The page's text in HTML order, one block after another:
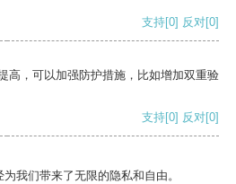
支持[0] 反对[0]
高，可以加强防护措施，比如增加双重验
支持[0] 反对[0]
我们带来了无限的隐私和自由。